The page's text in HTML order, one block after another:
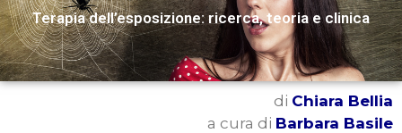
Terapia dell’esposizione: ricerca, teoria e clinica
di Chiara Bellia
a cura di Barbara Basile